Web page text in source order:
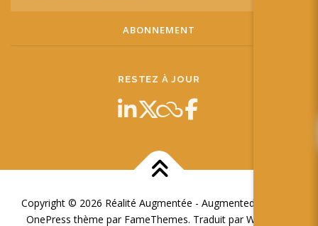
RESTEZ À JOUR
Copyright © 2026 Réalité Augmentée - Augmented Reality
OnePress thème par FameThemes. Traduit par Wp Trads.